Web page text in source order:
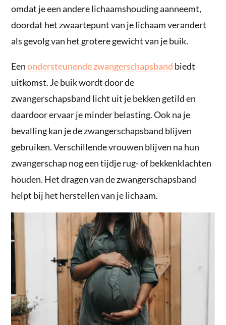
omdat je een andere lichaamshouding aanneemt,
doordat het zwaartepunt van je lichaam verandert
als gevolg van het grotere gewicht van je buik.
Eenondersteunende zwangerschapsband biedt
uitkomst. Je buik wordt door de
zwangerschapsband licht uit je bekken getild en
daardoor ervaar je minder belasting. Ook na je
bevalling kan je de zwangerschapsband blijven
gebruiken. Verschillende vrouwen blijven na hun
zwangerschap nog een tijdje rug- of bekkenklachten
houden. Het dragen van de zwangerschapsband
helpt bij het herstellen van je lichaam.